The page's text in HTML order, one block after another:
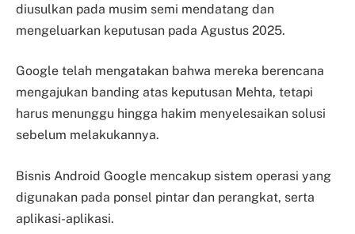
diusulkan pada musim semi mendatang dan
mengeluarkan keputusan pada Agustus 2025.
Google telah mengatakan bahwa mereka berencana
mengajukan banding atas keputusan Mehta, tetapi
harus menunggu hingga hakim menyelesaikan solusi
sebelum melakukannya.
Bisnis Android Google mencakup sistem operasi yang
digunakan pada ponsel pintar dan perangkat, serta
aplikasi-aplikasi.